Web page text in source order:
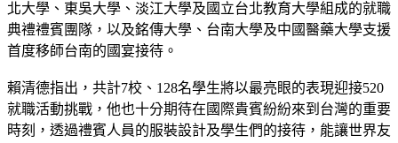
北大學、東吳大學、淡江大學及國立台北教育大學組成的就職
典禮禮賓團隊，以及銘傳大學、台南大學及中國醫藥大學支援
首度移師台南的國宴接待。
賴清德指出，共計7校、128名學生將以最亮眼的表現迎接520
就職活動挑戰，他也十分期待在國際貴賓紛紛來到台灣的重要
時刻，透過禮賓人員的服裝設計及學生們的接待，能讓世界友